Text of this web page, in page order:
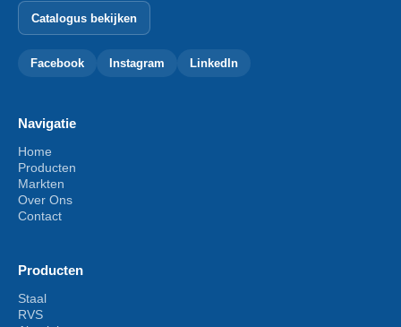
Catalogus bekijken
Facebook Instagram LinkedIn
Navigatie
Home
Producten
Markten
Over Ons
Contact
Producten
Staal
RVS